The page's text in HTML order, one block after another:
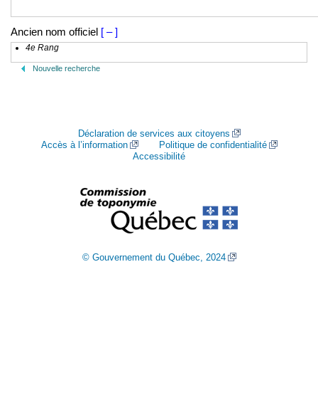
Ancien nom officiel [ – ]
4e Rang
Nouvelle recherche
Déclaration de services aux citoyens
Accès à l’information
Politique de confidentialité
Accessibilité
© Gouvernement du Québec, 2024